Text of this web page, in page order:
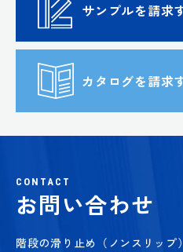
サンプルを請求
カタログを請求
CONTACT
お問い合わせ
階段の滑り止め（ノンスリップ